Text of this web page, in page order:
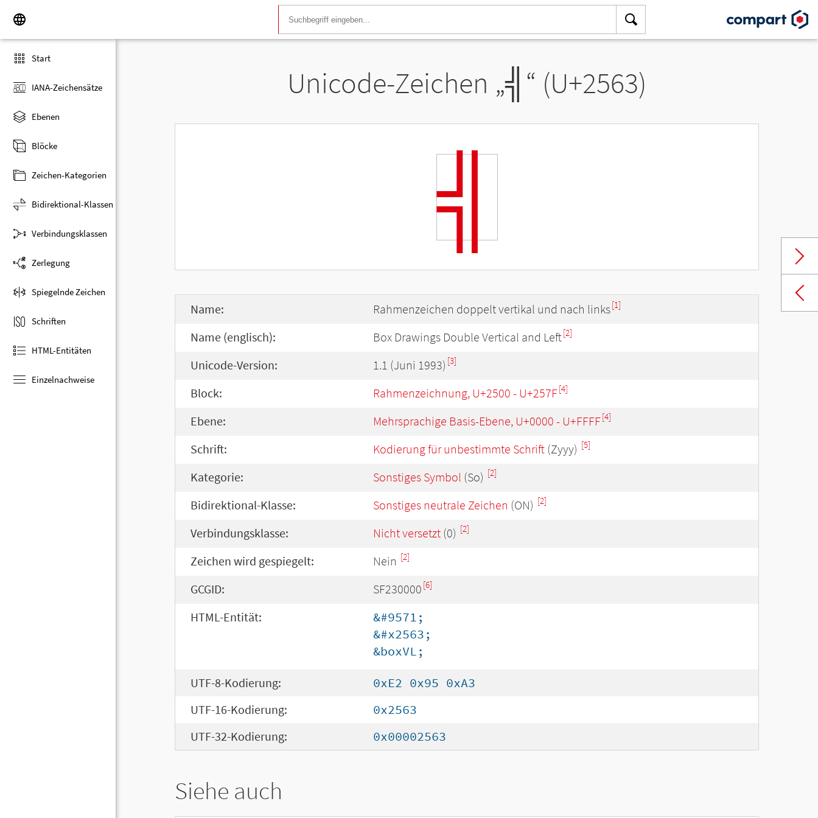
Start
IANA-Zeichensätze
Ebenen
Blöcke
Zeichen-Kategorien
Bidirektional-Klassen
Verbindungsklassen
Zerlegung
Spiegelnde Zeichen
Schriften
HTML-Entitäten
Einzelnachweise
Unicode-Zeichen „╣ “ (U+2563)
╣
Name: Rahmenzeichen doppelt vertikal und nach links[1]
Name (englisch): Box Drawings Double Vertical and Left[2]
Unicode-Version: 1.1 (Juni 1993) [3]
Block: Rahmenzeichnung, U+2500 - U+257F[4]
Ebene: Mehrsprachige Basis-Ebene, U+0000 - U+FFFF[4]
Schrift: Kodierung für unbestimmte Schrift (Zyyy) [5]
Kategorie: Sonstiges Symbol (So) [2]
Bidirektional-Klasse: Sonstiges neutrale Zeichen (ON) [2]
Verbindungsklasse: Nicht versetzt (0) [2]
Zeichen wird gespiegelt: Nein [2]
GCGID: SF230000 [6]
HTML-Entität:
&#9571;
&#x2563;
&boxVL;
UTF-8-Kodierung:
0xE2 0x95 0xA3
UTF-16-Kodierung:
0x2563
UTF-32-Kodierung:
0x00002563
Siehe auch